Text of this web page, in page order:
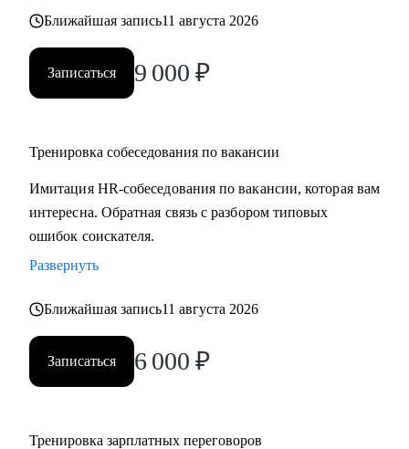
Ближайшая запись11 августа 2026
Записаться 9 000 ₽
Тренировка собеседования по вакансии
Имитация HR-собеседования по вакансии, которая вам
интересна. Обратная связь с разбором типовых
ошибок соискателя.
Развернуть
Ближайшая запись11 августа 2026
Записаться 6 000 ₽
Тренировка зарплатных переговоров